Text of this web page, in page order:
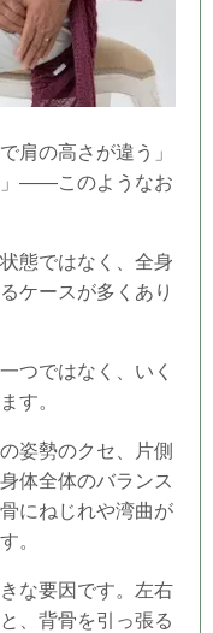
肩の高さが違う」
」――このようなお
態ではなく、全身
ケースが多くあり
つではなく、いく
す。
姿勢のクセ、片側
体全体のバランス
にねじれや湾曲が
。
な要因です。左右
、背骨を引っ張る